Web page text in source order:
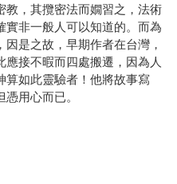
教，其攬密法而嫺習之，法術
實非一般人可以知道的。而為
是之故，早期作者在台灣，
接不暇而四處搬遷，因為人
算如此靈驗者！他將故事寫
用心而已。